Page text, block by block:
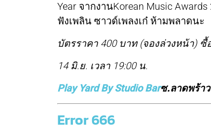
Year จากงานKorean Music
ฟังเพลิน ซาวด์เพลงเก๋ ห้ามพลาดนะ
บัตรราคา 400 บาท (จองล่วงหน้า)
14 มิ.ย. เวลา 19:00 น.
Play Yard By Studio Barซ.ลาดพร้า
Error 666